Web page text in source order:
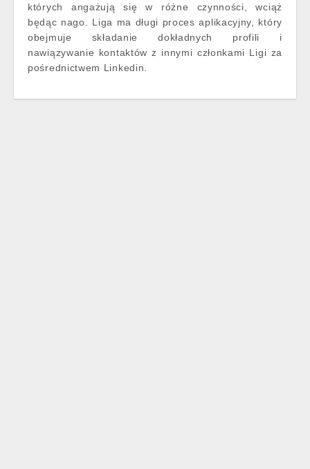
których angażują się w różne czynności, wciąż
będąc nago. Liga ma długi proces aplikacyjny, który
obejmuje składanie dokładnych profili i
nawiązywanie kontaktów z innymi członkami Ligi za
pośrednictwem Linkedin.